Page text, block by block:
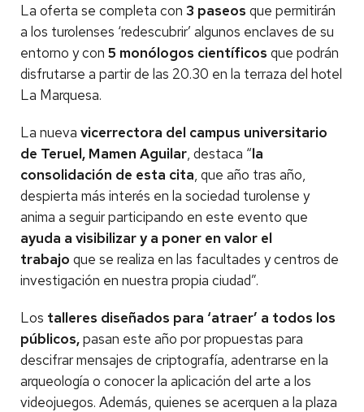
La oferta se completa con 3 paseos que permitirán
a los turolenses ‘redescubrir’ algunos enclaves de su
entorno y con 5 monólogos científicos que podrán
disfrutarse a partir de las 20.30 en la terraza del hotel
La Marquesa.
La nueva vicerrectora del campus universitario
de Teruel, Mamen Aguilar, destaca “la
consolidación de esta cita, que año tras año,
despierta más interés en la sociedad turolense y
anima a seguir participando en este evento que
ayuda a visibilizar y a poner en valor el
trabajo que se realiza en las facultades y centros de
investigación en nuestra propia ciudad”.
Los talleres diseñados para ‘atraer’ a todos los
públicos,pasan este año por propuestas para
descifrar mensajes de criptografía, adentrarse en la
arqueología o conocer la aplicación del arte a los
videojuegos. Además, quienes se acerquen a la plaza